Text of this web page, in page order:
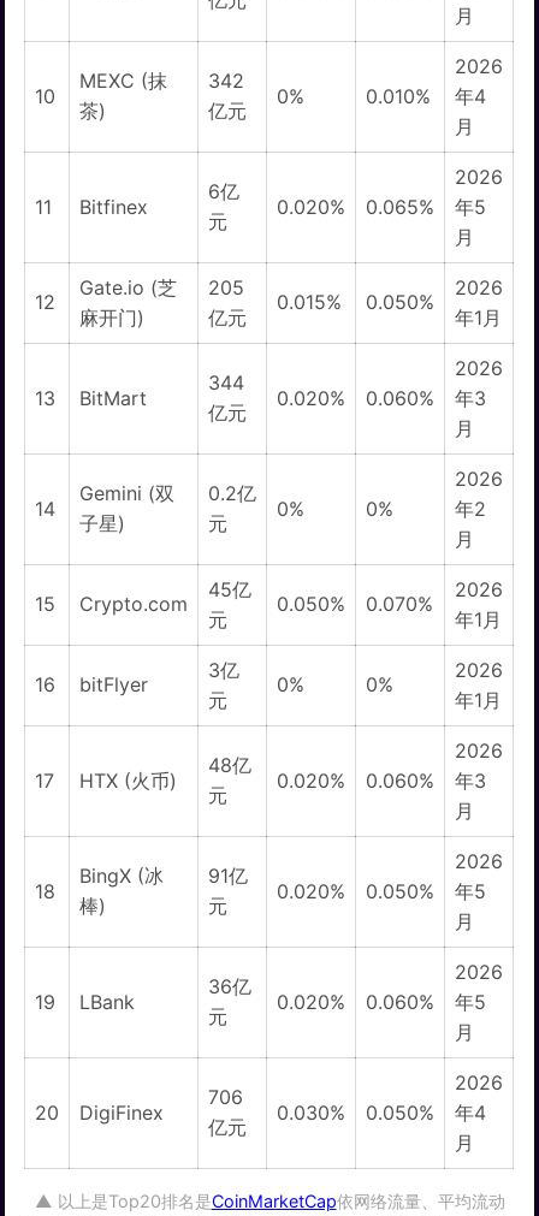
月
10
MEXC (抹
茶)
342
亿元
0% 0.010%
2026
年4
月
11 Bitfinex
6亿
元
0.020% 0.065%
2026
年5
月
12
Gate.io (芝
麻开门)
205
亿元
0.015% 0.050%
2026
年1月
13 BitMart
344
亿元
0.020% 0.060%
2026
年3
月
14
Gemini (双
子星)
0.2亿
元
0% 0%
2026
年2
月
15 Crypto.com
45亿
元
0.050% 0.070%
2026
年1月
16 bitFlyer
3亿
元
0% 0%
2026
年1月
17 HTX (火币)
48亿
元
0.020% 0.060%
2026
年3
月
18
BingX (冰
棒)
91亿
元
0.020% 0.050%
2026
年5
月
19 LBank
36亿
元
0.020% 0.060%
2026
年5
月
20 DigiFinex
706
亿元
0.030% 0.050%
2026
年4
月
▲ 以上是Top20排名是CoinMarketCap依网络流量、平均流动